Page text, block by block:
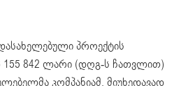
პროექტის
842 ლარი (დღგ-ს ჩათვლით)
კომპანიამ, მიუხედავად